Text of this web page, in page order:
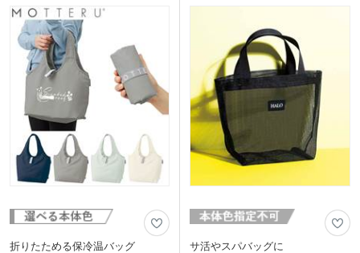
こなれ感あるデザインは他と差が付くエ
コノベルティグッズをお求めの方にぴっ
たり！1色・フルカラー印刷が可能。カ
フェや飲食店のエコキャンペーンにお勧
めです。
名入れ面が広く、ロゴが映えます。スポ
ウトドアショップの販促品として人気で
折りたためる保冷温バッグ サ活やスパバッグに